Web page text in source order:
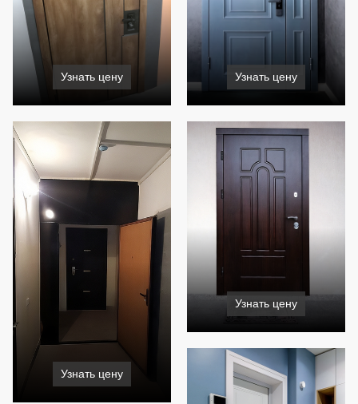
Узнать цену Узнать цену
Узнать цену
Узнать цену